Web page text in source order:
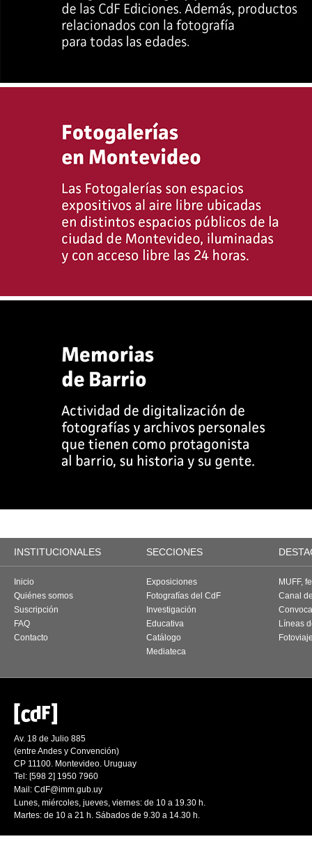
INSTITUCIONALES SECCIONES
Inicio
Quiénes somos
Suscripción
FAQ
Contacto
Exposiciones
Fotografías del CdF
Investigación
Educativa
Catálogo
Mediateca
MUFF,
Canal
Líneas
Av. 18 de Julio 885
(entre Andes y Convención)
CP 11100. Montevideo. Uruguay
Tel: [598 2] 1950 7960
Mail: CdF@imm.gub.uy
Lunes, miércoles, jueves, viernes: de 10 a 19.30 h.
Martes: de 10 a 21 h. Sábados de 9.30 a 14.30 h.